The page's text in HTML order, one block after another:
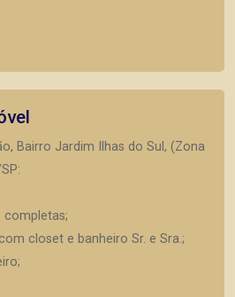
Bairro Jardim Ilhas do Sul, (Zona
completas;
closet e banheiro Sr. e Sra.;